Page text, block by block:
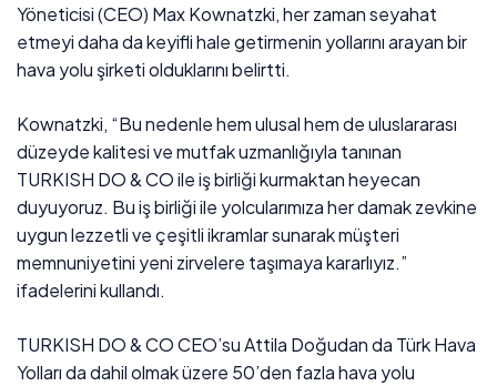
Yöneticisi (CEO) Max Kownatzki, her zaman seyahat
etmeyi daha da keyifli hale getirmenin yollarını arayan bir
hava yolu şirketi olduklarını belirtti.
Kownatzki, “Bu nedenle hem ulusal hem de uluslararası
düzeyde kalitesi ve mutfak uzmanlığıyla tanınan
TURKISH DO & CO ile iş birliği kurmaktan heyecan
duyuyoruz. Bu iş birliği ile yolcularımıza her damak zevkine
uygun lezzetli ve çeşitli ikramlar sunarak müşteri
memnuniyetini yeni zirvelere taşımaya kararlıyız.”
ifadelerini kullandı.
TURKISH DO & CO CEO’su Attila Doğudan da Türk Hava
Yolları da dahil olmak üzere 50’den fazla hava yolu